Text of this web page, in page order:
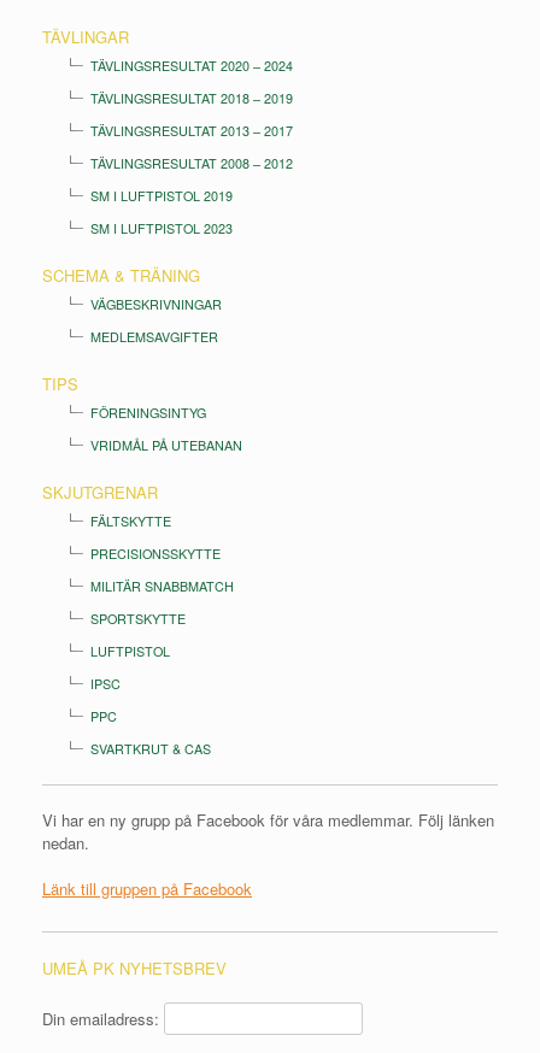
TÄVLINGAR
TÄVLINGSRESULTAT 2020 – 2024
TÄVLINGSRESULTAT 2018 – 2019
TÄVLINGSRESULTAT 2013 – 2017
TÄVLINGSRESULTAT 2008 – 2012
SM I LUFTPISTOL 2019
SM I LUFTPISTOL 2023
SCHEMA & TRÄNING
VÄGBESKRIVNINGAR
MEDLEMSAVGIFTER
TIPS
FÖRENINGSINTYG
VRIDMÅL PÅ UTEBANAN
SKJUTGRENAR
FÄLTSKYTTE
PRECISIONSSKYTTE
MILITÄR SNABBMATCH
SPORTSKYTTE
LUFTPISTOL
IPSC
PPC
SVARTKRUT & CAS
Vi har en ny grupp på Facebook för våra medlemmar. Följ länken
nedan.
Länk till gruppen på Facebook
UMEÅ PK NYHETSBREV
Din emailadress: